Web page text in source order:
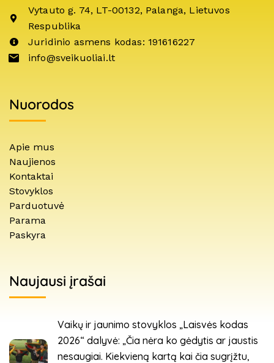
Vytauto g. 74, LT-00132, Palanga, Lietuvos
Respublika
Juridinio asmens kodas: 191616227
info@sveikuoliai.lt
Nuorodos
Apie mus
Naujienos
Kontaktai
Stovyklos
Parduotuvė
Parama
Paskyra
Naujausi įrašai
Vaikų ir jaunimo stovyklos „Laisvės kodas
2026“ dalyvė: „Čia nėra ko gėdytis ar jaustis
nesaugiai. Kiekvieną kartą kai čia sugrįžtu,